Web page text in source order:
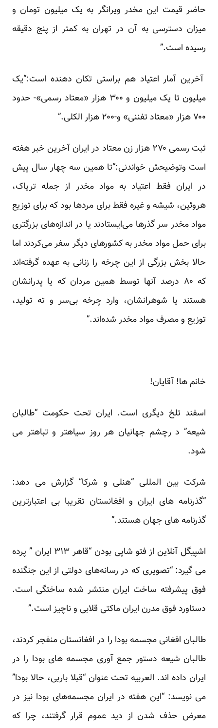
حاضر قیمت این مخدر ویرانگر به یک میلیون تومان و
میزان دسترسی به آن در تهران به کمتر از پنج دقیقه
رسیده است.”
آخرین آمار اعتیاد هم براستی تکان دهنده است:“یک
میلیون تا یک میلیون و ۳۰۰ هزار «معتاد رسمی»- حدود
۷۰۰ هزار «معتاد تفننی» و-۲۰۰ هزار الکلی.”
ثبت رسمی ‌۲۷۰ هزار زن معتاد در ایران آخرین خبر هفته
است وتوضیحش خواندنی:“تا همین سه چهار سال پیش
در ایران فقط اعتیاد به مواد مخدر از جمله تریاک،
هروئین، شیشه و غیره فقط برای مردها بود که برای توزیع
مواد مخدر سر گذرها می‌ایستادند یا در اندازه‌های بزرگتری
برای حمل مواد مخدر به کشورهای دیگر سفر می‌کردند اما
حالا بخش بزرگی از این چرخه را زنانی به عهده گرفته‌اند
که ۸۰ درصد آنها توسط همین مردان که یا پدرانشان
هستند یا شوهرانشان، وارد چرخه بی‌سر و ته تولید،
توزیع و مصرف مواد مخدر شده‌اند.”
خانم ها! آقایان!
اسفند تلخ دیگری است. ایران تحت حکومت “طالبان
شیعه” د رچشم جهانیان هر روز سیاهتر و تباهتر می
شود.
شرکت بین المللی “هنلی و شرکا” گزارش می دهد:
“گذرنامه های ایران و افغانستان تقریبا بی اعتبارترین
گذرنامه های جهان هستند.”
اشپیگل آنلاین از فتو شاپی بودن “قاهر ۳۱۳ ایران ” پرده
می گیرد: “تصویری که در رسانه‌های دولتی از این جنگنده
فوق پیشرفته ساخت ایران منتشر شده ساختگی است.
دستاورد فوق مدرن ایران ماکتی قلابی و ناچیز است.”
طالبان افغانی مجسمه بودا را در افغانستان منفجر کردند،
طالبان شیعه دستور جمع آوری مجسمه های بودا را در
ایران داده اند. العربیه تحت عنوان “قبلا باربی، حالا بودا”
می نویسد: “این هفته در ایران مجسمه‌های بودا نیز در
معرض حذف شدن از دید عموم قرار گرفتند، چرا که